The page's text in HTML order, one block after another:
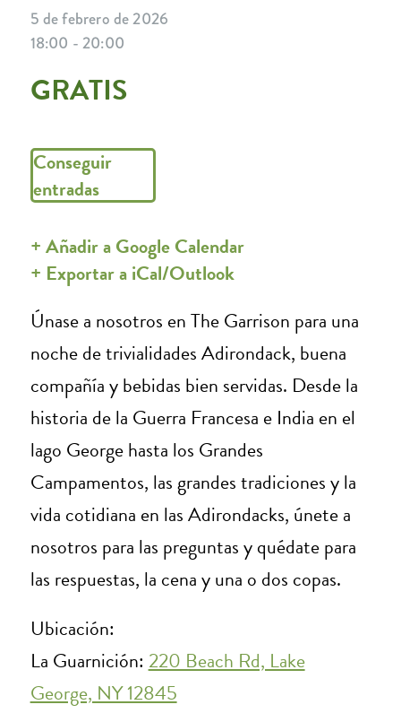
5 de febrero de 2026
18:00 - 20:00
GRATIS
Conseguir
entradas
+ Añadir a Google Calendar
+ Exportar a iCal/Outlook
Únase a nosotros en The Garrison para una
noche de trivialidades Adirondack, buena
compañía y bebidas bien servidas. Desde la
historia de la Guerra Francesa e India en el
lago George hasta los Grandes
Campamentos, las grandes tradiciones y la
vida cotidiana en las Adirondacks, únete a
nosotros para las preguntas y quédate para
las respuestas, la cena y una o dos copas.
Ubicación:
La Guarnición: 220 Beach Rd, Lake
George, NY 12845